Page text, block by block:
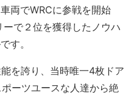
両でWRCに参戦を開始
で２位を獲得したノウハ
す。
を誇り、当時唯一4枚ドア
ーツユースな人達から絶